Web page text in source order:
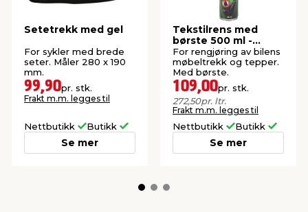
Setetrekk med gel
For sykler med brede
seter. Måler 280 x 190
mm.
99,90pr. stk.
Frakt m.m. legges til
Nettbutikk Butikk
Se mer
Tekstilrens med
børste 500 ml -
Basta
For rengjøring av bilens
møbeltrekk og tepper.
Med børste.
109,00pr. stk.
272,50pr. ltr.
Frakt m.m. legges til
Nettbutikk Butikk
Se mer